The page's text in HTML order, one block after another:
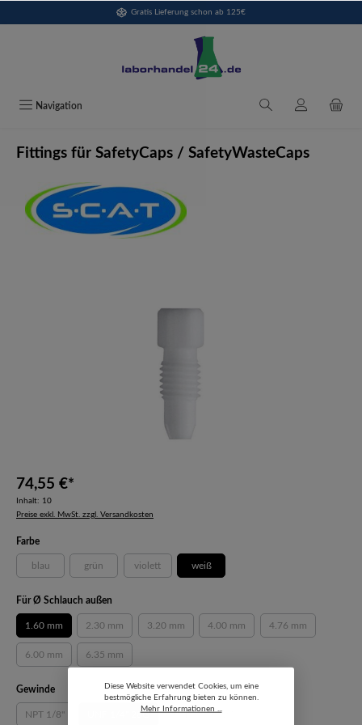
Gratis Lieferung schon ab 125€
Navigation
Fittings für SafetyCaps / SafetyWasteCaps
74,55 €*
Inhalt: 10
Preise exkl. MwSt. zzgl. Versandkosten
Farbeauswählen
blau
(Diese Option ist zurzeit nicht verfügbar.)
grün(Diese Option ist zurzeit nicht verfügbar.)
violett(Diese Option ist zurzeit nicht verfügbar.)
weiß
Für Ø Schlauch außen
1.60 mm 2.30 mm(Diese Option ist zurzeit nicht verfügbar.)
3.20 mm(Diese Option ist zurzeit nicht verfügbar.)
4.00 mm(Diese Option ist zurzeit nicht
4.76 mm(Diese Option ist
6.00 mm(Diese Option ist zurzeit nicht verfügbar.)
6.35 mm(Diese Option ist zurzeit nicht verfügbar.)
Gewindeauswählen
NPT 1/8"(Diese Option ist zurzeit nicht verfügbar.)
UNF 1/4" 28G UNF 5/16"-24
Diese Website verwendet Cookies, um eine
bestmögliche Erfahrung bieten zu können.
Mehr Informationen ...